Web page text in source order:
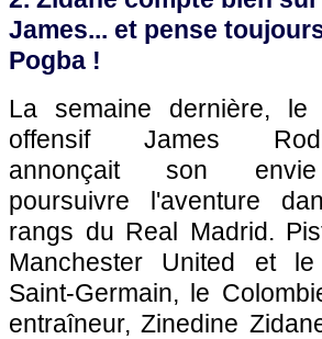
James... et pense
Pogba !
La semaine dernière, le
offensif James
annonçait son
poursuivre l'aventure
rangs du Real Madrid.
Manchester United et
Saint-Germain, le
entraîneur, Zinedine